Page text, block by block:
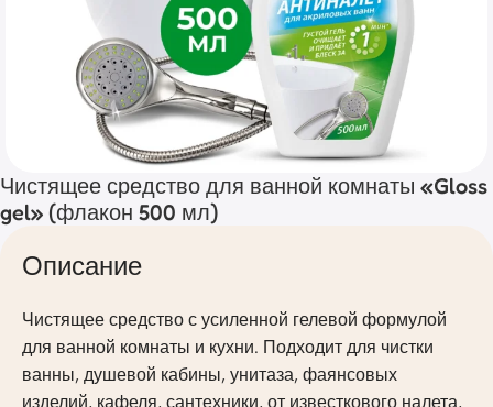
Чистящее средство для ванной комнаты «Gloss
gel» (флакон 500 мл)
Описание
Чистящее средство с усиленной гелевой формулой
для ванной комнаты и кухни. Подходит для чистки
ванны, душевой кабины, унитаза, фаянсовых
изделий, кафеля, сантехники, от известкового налета,